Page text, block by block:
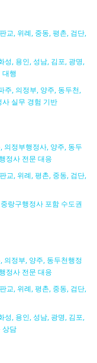
교, 위례, 중동, 평촌, 검단,
성, 용인, 성남, 김포, 광명,
대행
주, 의정부, 양주, 동두천,
실무 경험 기반
의정부행정사, 양주, 동두
정사 전문 대응
교, 위례, 평촌, 중동, 검단,
랑구행정사 포함 수도권
의정부, 양주, 동두천행정
정사 전문 대응
교, 위례, 평촌, 중동, 검단,
성, 용인, 성남, 광명, 김포,
상담